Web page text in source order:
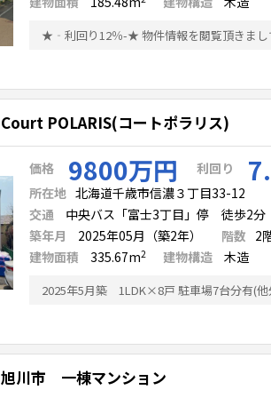
Court POLARIS(コートポラリス)
価格 9800万円 利回り
所在地 北海道千歳市信濃３丁目33-12
交通
中央バス「富士3丁目」停 徒歩2分
築年月
2025年05月（築2年） 階数 2
建物面積
335.67m2 建物構造 木造
2025年5月築 1LDK×8戸 駐車場7台分有(他
旭川市 一棟マンション